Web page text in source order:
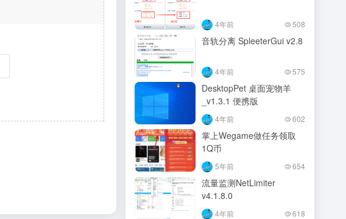
4年前 508
音轨分离 SpleeterGui v2.8
4年前 575
DesktopPet 桌面宠物羊
_v1.3.1 便携版
4年前 602
掌上Wegame做任务领取
1Q币
5年前 654
流量监测NetLimiter
v4.1.8.0
4年前 618